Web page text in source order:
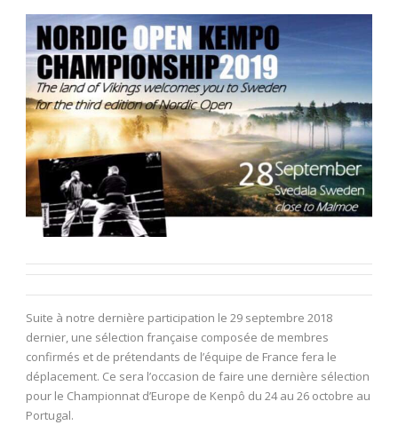
Suite à notre dernière participation le 29 septembre 2018
dernier, une sélection française composée de membres
confirmés et de prétendants de l’équipe de France fera le
déplacement. Ce sera l’occasion de faire une dernière sélection
pour le Championnat d’Europe de Kenpô du 24 au 26 octobre au
Portugal.